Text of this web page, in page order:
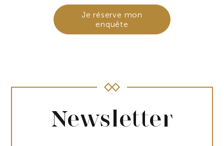
Je réserve mon
enquête
Newsletter